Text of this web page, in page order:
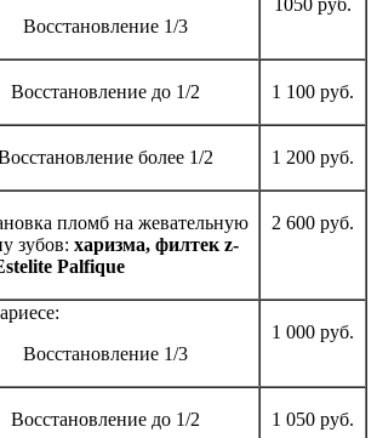
Восстановление 1/3
Восстановление до 1/2 1 100 руб.
более 1/2 1 200 руб.
пломб на жевательную
зубов: харизма, филтек z-
Palfique
2 600 руб.
Восстановление 1/3
1 000 руб.
Восстановление до 1/2 1 050 руб.